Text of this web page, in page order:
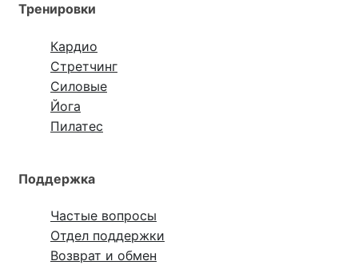
Тренировки
Кардио
Стретчинг
Силовые
Йога
Пилатес
Поддержка
Частые вопросы
Отдел поддержки
Возврат и обмен